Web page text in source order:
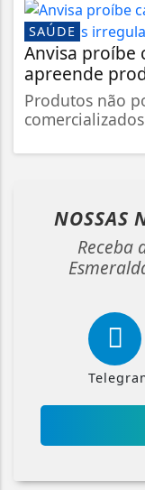
SAÚDE
Anvisa proíbe
apreende
Produtos não
comercializados
NOSSAS
Receba